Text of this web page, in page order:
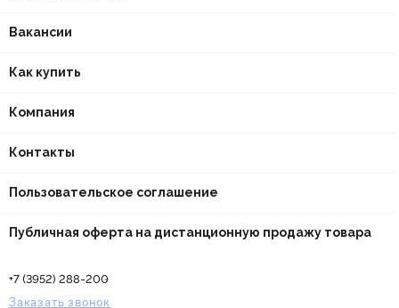
Вакансии
Как купить
Компания
Контакты
Пользовательское соглашение
Публичная оферта на дистанционную продажу товара
+7 (3952) 288-200
Заказать звонок